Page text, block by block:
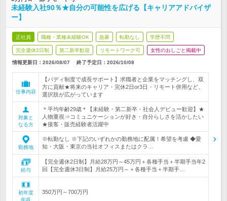
未経験入社90％★自分の可能性を広げる【キャリアアドバイザ
ー】
正社員 職種・業種未経験OK 急募 転勤なし 学歴不問
完全週休2日制 第二新卒歓迎 リモートワーク可 女性のおしごと掲載中
情報更新日：2026/08/07 終了予定日： 2026/10/08
仕事内容
【バディ制度で成長サポート】求職者と企業をマッチングし、双
方に貢献★将来のキャリア・完休2日or3日・リモート併用など、
選択肢が広がっています
対象と
なる方
＊平均年齢29歳＊【未経験・第二新卒・社会人デビュー歓迎】★
人物重視⇒コミュニケーションが好き・自分らしさを活かしたい
★接客・販売経験者活躍中
勤務地
※転勤なし ※下記のいずれかの勤務地に配属！希望を考慮 ◆愛
知・大阪・東京の当社オフィスまたはクラ…
給与
【完全週休2日制】月給28万円～45万円＋各種手当＋半期手当年2
回【完全週休3日制】月給25万円～＋各種手当＋半期手…
初年度
年収
350万円～700万円